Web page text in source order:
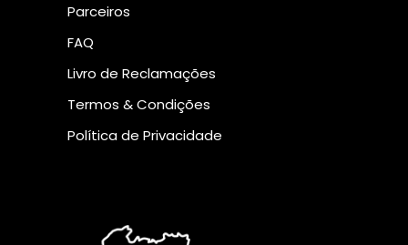
Parceiros
FAQ
Livro de Reclamações
Termos & Condições
Política de Privacidade